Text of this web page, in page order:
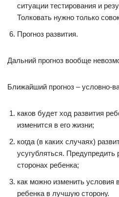
ситуации тестирования и
Толковать нужно только
Прогноз развития.
Дальний прогноз вообще
Ближайший прогноз – условно-
каков будет ход развития
изменится в его жизни;
когда (в каких случаях)
усугубляться.
сторонах ребенка;
как можно изменить условия
ребенка в лучшую сторону.